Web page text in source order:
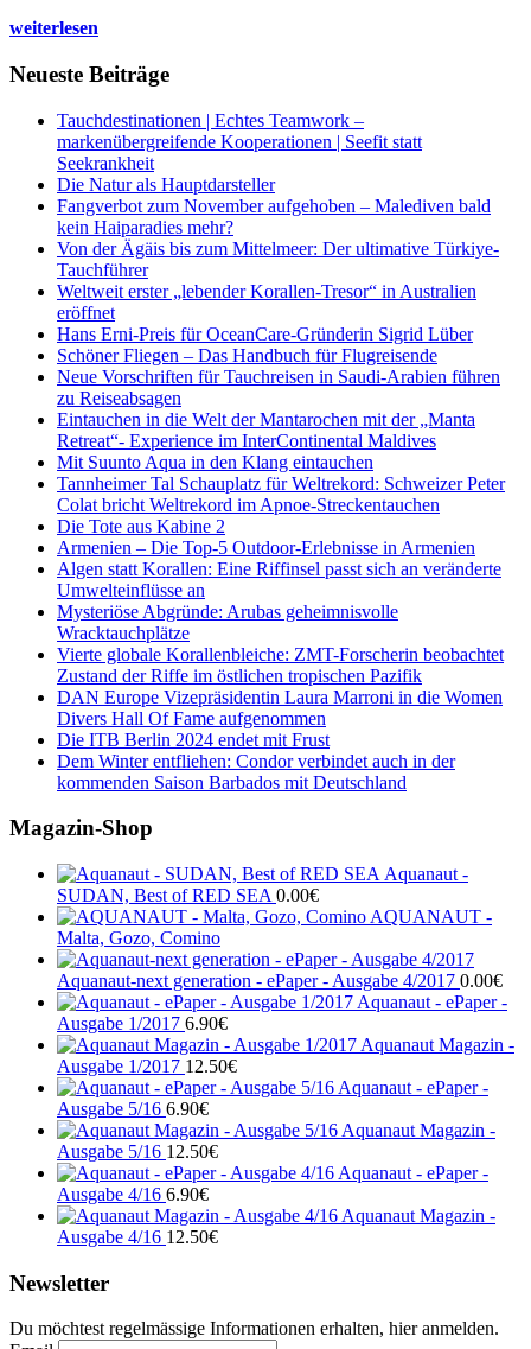
weiterlesen
Neueste Beiträge
Tauchdestinationen | Echtes Teamwork –
markenübergreifende Kooperationen | Seefit statt
Seekrankheit
Die Natur als Hauptdarsteller
Fangverbot zum November aufgehoben – Malediven bald
kein Haiparadies mehr?
Von der Ägäis bis zum Mittelmeer: Der ultimative Türkiye-
Tauchführer
Weltweit erster „lebender Korallen-Tresor“ in Australien
eröffnet
Hans Erni-Preis für OceanCare-Gründerin Sigrid Lüber
Schöner Fliegen – Das Handbuch für Flugreisende
Neue Vorschriften für Tauchreisen in Saudi-Arabien führen
zu Reiseabsagen
Eintauchen in die Welt der Mantarochen mit der „Manta
Retreat“- Experience im InterContinental Maldives
Mit Suunto Aqua in den Klang eintauchen
Tannheimer Tal Schauplatz für Weltrekord: Schweizer Peter
Colat bricht Weltrekord im Apnoe-Streckentauchen
Die Tote aus Kabine 2
Armenien – Die Top-5 Outdoor-Erlebnisse in Armenien
Algen statt Korallen: Eine Riffinsel passt sich an veränderte
Umwelteinflüsse an
Mysteriöse Abgründe: Arubas geheimnisvolle
Wracktauchplätze
Vierte globale Korallenbleiche: ZMT-Forscherin beobachtet
Zustand der Riffe im östlichen tropischen Pazifik
DAN Europe Vizepräsidentin Laura Marroni in die Women
Divers Hall Of Fame aufgenommen
Die ITB Berlin 2024 endet mit Frust
Dem Winter entfliehen: Condor verbindet auch in der
kommenden Saison Barbados mit Deutschland
Magazin-Shop
Aquanaut -
SUDAN, Best of RED SEA 0.00€
AQUANAUT -
Malta, Gozo, Comino
Aquanaut-next generation - ePaper - Ausgabe 4/2017 0.00€
Aquanaut - ePaper -
Ausgabe 1/2017 6.90€
Aquanaut Magazin -
Ausgabe 1/2017 12.50€
Aquanaut - ePaper -
Ausgabe 5/16 6.90€
Aquanaut Magazin -
Ausgabe 5/16 12.50€
Aquanaut - ePaper -
Ausgabe 4/16 6.90€
Aquanaut Magazin -
Ausgabe 4/16 12.50€
Newsletter
Du möchtest regelmässige Informationen erhalten, hier anmelden.